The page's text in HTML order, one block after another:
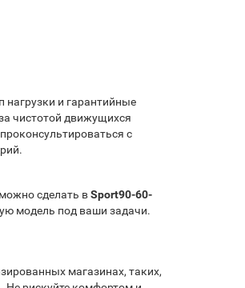
нагрузки и гарантийные
чистотой движущихся
с
сделать вSport90-60-
модель под ваши задачи.
магазинах, таких,